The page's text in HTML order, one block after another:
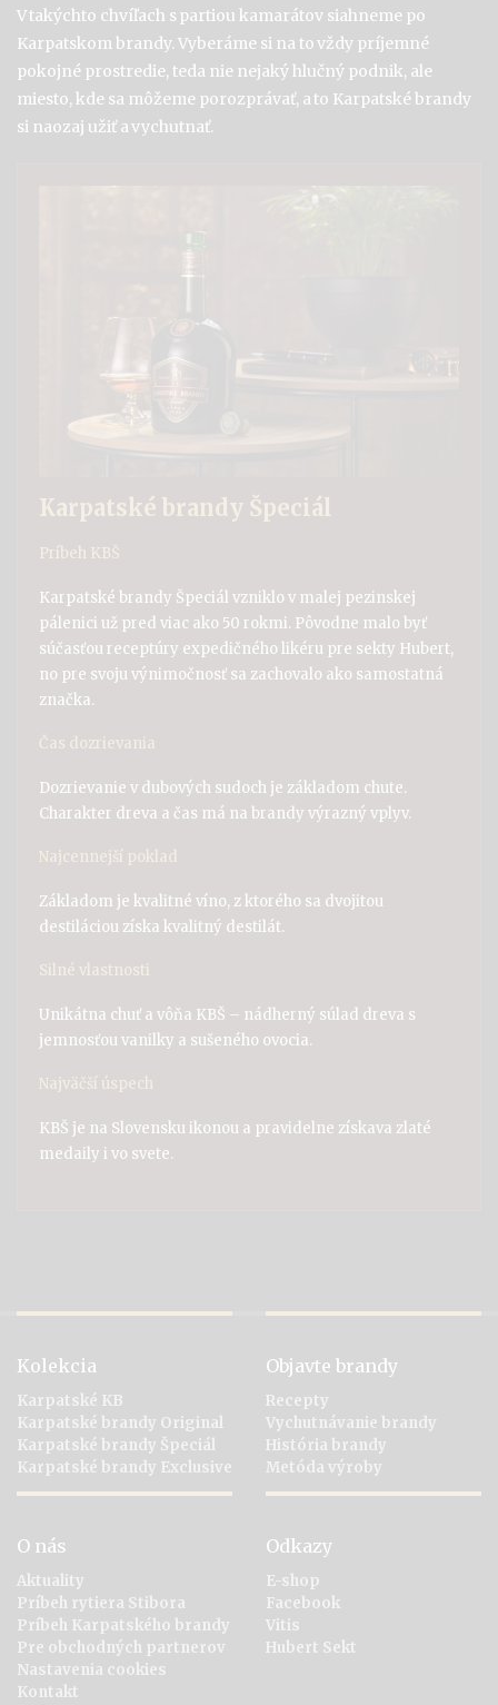
V takýchto chvíľach s partiou kamarátov siahneme po
Karpatskom brandy. Vyberáme si na tovždy príjemné
pokojné prostredie, teda nie nejaký hlučný podnik, ale
miesto, kde sa môžeme porozprávať, a to Karpatské brandy
si naozaj užiť a vychutnať.
Karpatské brandy Špeciál
Príbeh KBŠ
Karpatské brandy Špeciál vzniklo v malej pezinskej
pálenici už pred viac ako 50 rokmi. Pôvodne malo byť
súčasťou receptúry expedičného likéru pre sekty Hubert,
no pre svoju výnimočnosť sa zachovalo ako samostatná
značka.
Čas dozrievania
Dozrievanie v dubových sudoch je základom chute.
Charakter dreva a čas má na brandy výrazný vplyv.
Najcennejší poklad
Základom je kvalitné víno, z ktorého sa dvojitou
destiláciou získa kvalitný destilát.
Silné vlastnosti
Unikátna chuť a vôňa KBŠ – nádherný súlad dreva s
jemnosťou vanilky a sušeného ovocia.
Najväčší úspech
KBŠ je na Slovensku ikonou a pravidelne získava zlaté
medaily i vo svete.
Kolekcia
Karpatské KB
Karpatské brandy Original
Karpatské brandy Špeciál
Karpatské brandy Exclusive
Objavte brandy
Recepty
Vychutnávanie brandy
História brandy
Metóda výroby
O nás
Aktuality
Príbeh rytiera Stibora
Príbeh Karpatského brandy
Pre obchodných partnerov
Nastavenia cookies
Kontakt
Odkazy
E-shop
Facebook
Vitis
Hubert Sekt